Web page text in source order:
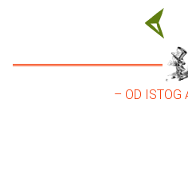
– OD ISTOG